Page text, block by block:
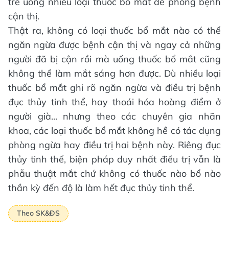
cận thị.
Thật ra, không có loại thuốc bổ mắt nào có thể
ngăn ngừa được bệnh cận thị và ngay cả những
người đã bị cận rồi mà uống thuốc bổ mắt cũng
không thể làm mắt sáng hơn được. Dù nhiều loại
thuốc bổ mắt ghi rõ ngăn ngừa và điều trị bệnh
đục thủy tinh thể, hay thoái hóa hoàng điểm ở
người già... nhưng theo các chuyên gia nhãn
khoa, các loại thuốc bổ mắt không hề có tác dụng
phòng ngừa hay điều trị hai bệnh này. Riêng đục
thủy tinh thể, biện pháp duy nhất điều trị vẫn là
phẫu thuật mắt chứ không có thuốc nào bổ nào
thần kỳ đến độ là làm hết đục thủy tinh thể.
Theo SK&ĐS